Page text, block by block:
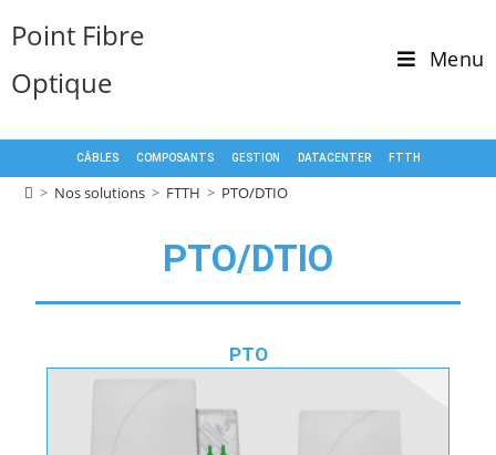
Point Fibre
Optique
Menu
CÂBLES COMPOSANTS GESTION DATACENTER FTTH
> Nos solutions > FTTH > PTO/DTIO
PTO/DTIO
PTO